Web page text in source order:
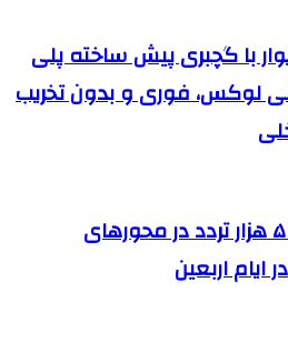
با گچبری پیش ساخته پلی
لوکس، فوری و بدون تخریب
ثبت ۲ میلیون و ۵۱۷ هزار تردد در محورهای
اربعین